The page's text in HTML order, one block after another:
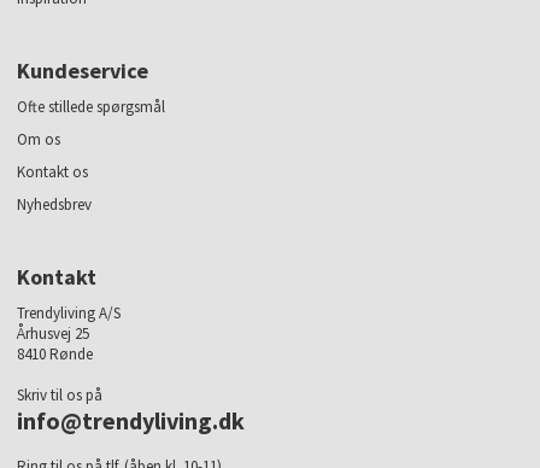
Kundeservice
Ofte stillede spørgsmål
Om os
Kontakt os
Nyhedsbrev
Kontakt
Trendyliving A/S
Århusvej 25
8410 Rønde
Skriv til os på
info@trendyliving.dk